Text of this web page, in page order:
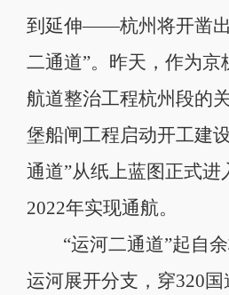
到延伸——杭州将开凿
二通道”。昨天，作为京
航道整治工程杭州段的
堡船闸工程启动开工建
通道”从纸上蓝图正式进
2022年实现通航。
“运河二通道”起自
运河展开分支，穿320国